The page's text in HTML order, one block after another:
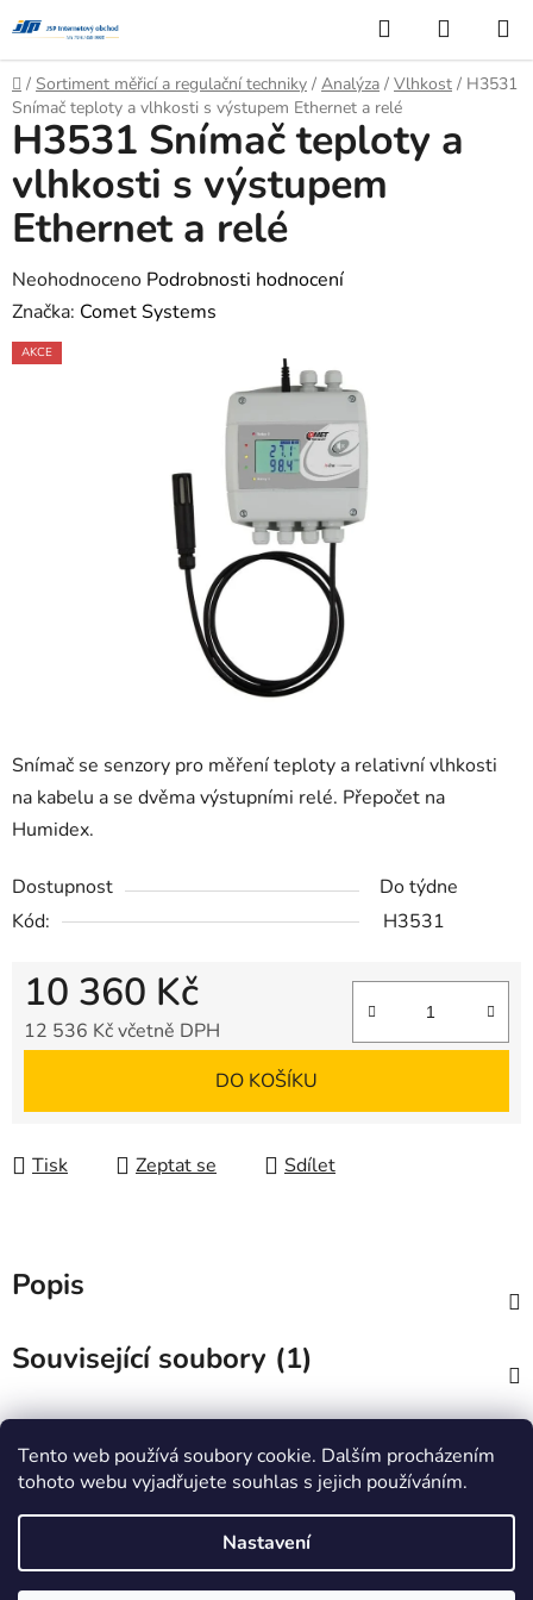
Tento web používá soubory cookie. Dalším procházením
tohoto webu vyjadřujete souhlas s jejich používáním.
Nastavení
na
obsah
Hledat
KOŠÍK
Domů
/ Sortiment měřicí a regulační techniky / Analýza / Vlhkost / H3531
Snímač teploty a vlhkosti s výstupem Ethernet a relé
Snímač se senzory pro měření teploty a relativní vlhkosti
na kabelu a se dvěma výstupními relé. Přepočet na
Humidex.
Dostupnost
Do týdne
Kód:
H3531
10 360 Kč
12 536 Kč včetně DPH
DO KOŠÍKU
Tisk Zeptat se Sdílet
H3531 Snímač teploty a
vlhkosti s výstupem
Ethernet a relé
Průměrné
hodnocení
produktu
Neohodnoceno Podrobnosti hodnocení
Značka: Comet Systems
AKCE
Popis
Související soubory (1)
Heureka.cz